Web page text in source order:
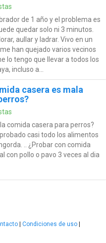
de 1 año y el problema es
quedar solo ni 3 minutos.
aullar y ladrar. Vivo en un
han quejado varios vecinos
lo tengo que llevar a todos los
incluso a...
casera es mala
comida casera para perros?
casi todo los alimentos
.. ¿Probar con comida
con pollo o pavo 3 veces al dia
Condiciones de uso